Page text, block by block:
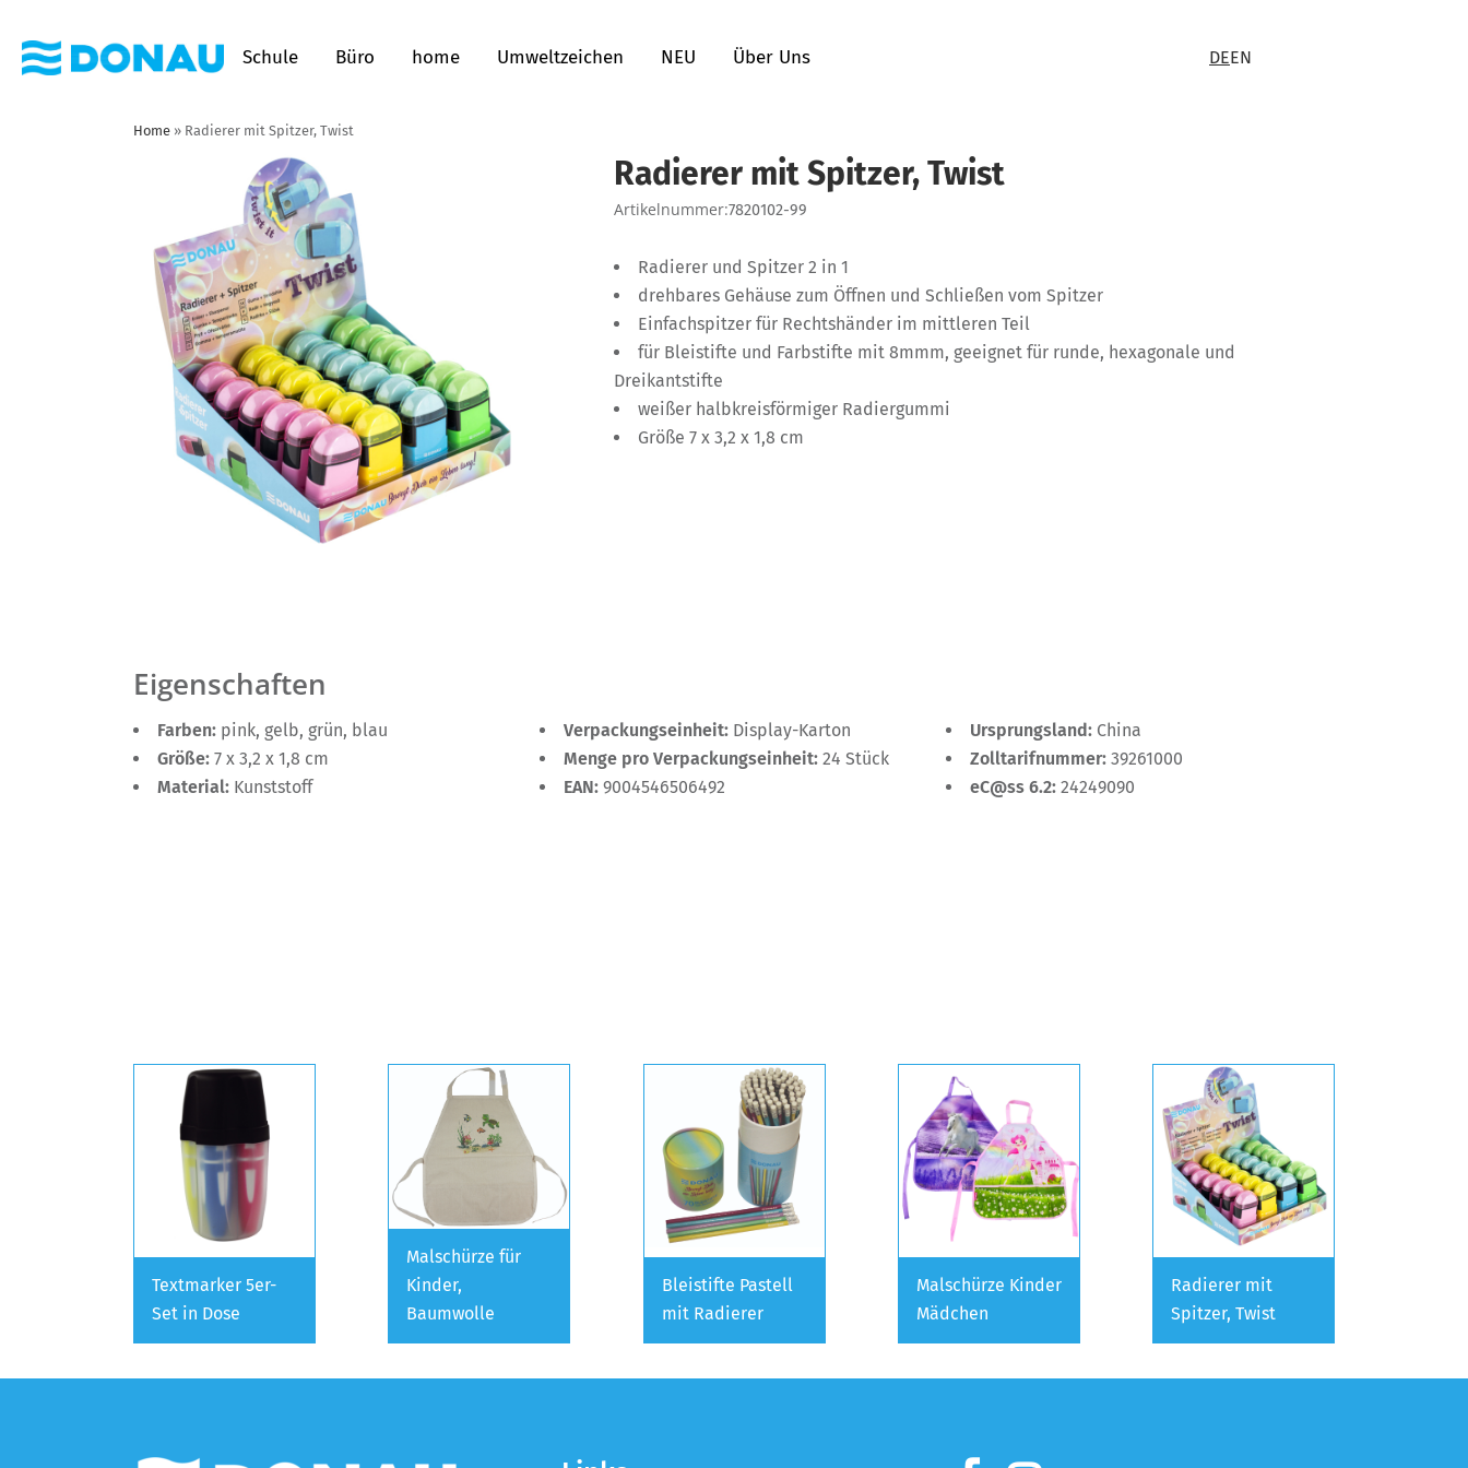
Schule Büro home Umweltzeichen NEU Über Uns DEEN
Home » Radierer mit Spitzer, Twist
Radierer mit Spitzer, Twist
Artikelnummer:7820102-99
Radierer und Spitzer 2 in 1
drehbares Gehäuse zum Öffnen und Schließen vom Spitzer
Einfachspitzer für Rechtshänder im mittleren Teil
für Bleistifte und Farbstifte mit 8mmm, geeignet für runde, hexagonale und
Dreikantstifte
weißer halbkreisförmiger Radiergummi
Größe 7 x 3,2 x 1,8 cm
Eigenschaften
Farben: pink, gelb, grün, blau
Größe: 7 x 3,2 x 1,8 cm
Material: Kunststoff
Verpackungseinheit: Display-Karton
Menge pro Verpackungseinheit: 24 Stück
EAN: 9004546506492
Ursprungsland: China
Zolltarifnummer: 39261000
eC@ss 6.2: 24249090
Textmarker 5er-
Set in Dose
Malschürze für
Kinder,
Baumwolle
Bleistifte Pastell
mit Radierer
Malschürze Kinder
Mädchen
Radierer mit
Spitzer, Twist